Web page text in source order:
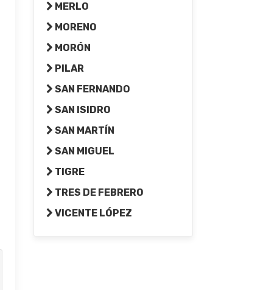
MERLO
MORENO
MORÓN
PILAR
SAN FERNANDO
SAN ISIDRO
SAN MARTÍN
SAN MIGUEL
TIGRE
TRES DE FEBRERO
VICENTE LÓPEZ